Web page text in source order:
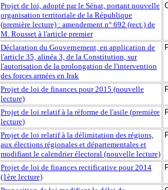
Projet de loi, adopté par le Sénat, portant nouvelle
organisation territoriale de la République
(première lecture) : amendement n° 692 (rect.) de
M. Rousset à l'article premier
Déclaration du Gouvernement, en application de
l'article 35, alinéa 3, de la Constitution, sur
l'autorisation de la prolongation de l'intervention
des forces armées en Irak
Projet de loi de finances pour 2015 (nouvelle
lecture)
Projet de loi relatif à la réforme de l'asile (première
lecture)
Projet de loi relatif à la délimitation des régions,
aux élections régionales et départementales et
modifiant le calendrier électoral (nouvelle lecture)
Projet de loi de finances rectificative pour 2014
(1ère lecture)